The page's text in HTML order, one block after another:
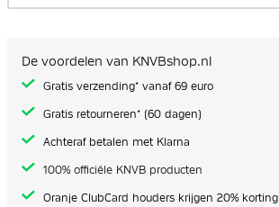
De voordelen van KNVBshop.nl
Gratis verzending* vanaf 69 euro
Gratis retourneren* (60 dagen)
Achteraf betalen met Klarna
100% officiële KNVB producten
Oranje ClubCard houders krijgen 20% korting